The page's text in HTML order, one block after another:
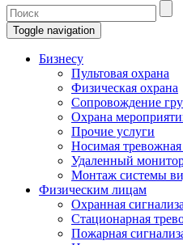
Toggle navigation
Бизнесу
Пультовая охрана
Физическая охрана
Сопровождение
Охрана
Прочие услуги
Носимая
Удаленный
Монтаж системы
Физическим лицам
Охранная
Стационарная
Пожарная